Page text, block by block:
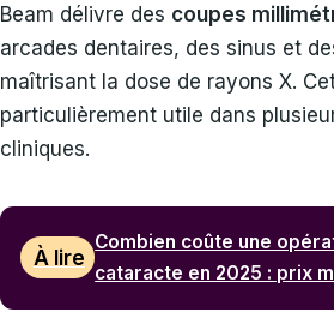
Beam délivre des coupes
arcades dentaires, des sinus et
maîtrisant la dose de rayons X.
particulièrement utile dans
cliniques.
À lire
Combien coûte une
cataracte en 2025 : prix